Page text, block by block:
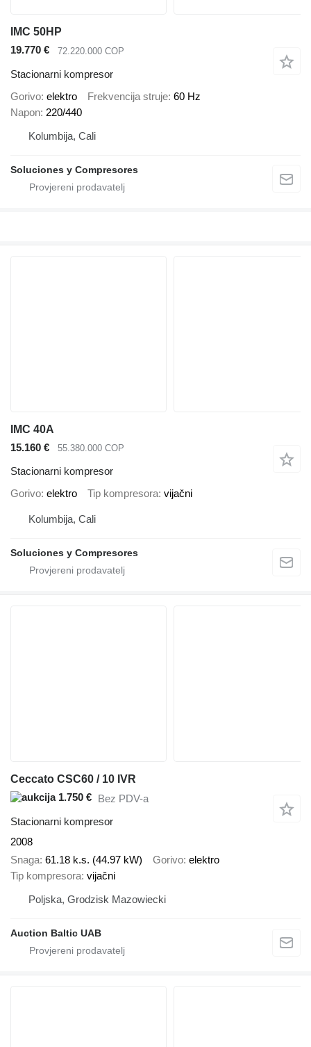
IMC 50HP
19.770 €
72.220.000 COP
Stacionarni kompresor
Gorivo elektro Frekvencija struje 60 Hz
Napon 220/440
Kolumbija, Cali
Soluciones y Compresores
IMC 40A
15.160 €
55.380.000 COP
Stacionarni kompresor
Gorivo elektro Tip kompresora vijačni
Kolumbija, Cali
Soluciones y Compresores
Ceccato CSC60 / 10 IVR
1.750 € Bez PDV-a
Stacionarni kompresor
2008
Snaga 61.18 k.s. (44.97 kW) Gorivo elektro
Tip kompresora vijačni
Poljska, Grodzisk Mazowiecki
Auction Baltic UAB